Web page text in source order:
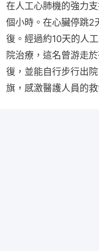
在人工心肺機的強力
個小時。在心臟停跳2
復。經過約10天的人
院治療，這名曾游走
復，並能自行步行出
旗，感激醫護人員的救